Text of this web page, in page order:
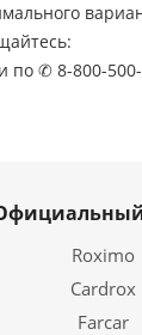
по ✆ 8-800-
Roximo
Cardrox
Farcar